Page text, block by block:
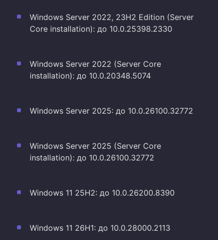
Windows Server 2022, 23H2 Edition (Server
Core installation): до 10.0.25398.2330
Windows Server 2022 (Server Core
installation): до 10.0.20348.5074
Windows Server 2025: до 10.0.26100.32772
Windows Server 2025 (Server Core
installation): до 10.0.26100.32772
Windows 11 25H2: до 10.0.26200.8390
Windows 11 26H1: до 10.0.28000.2113